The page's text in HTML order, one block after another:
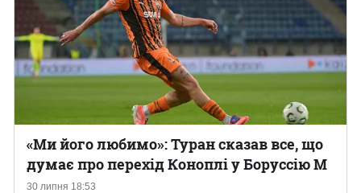
УПЛ
1 ліга
2 ліга
Різне
Букмекери
30 липня 18:53
«Ми його любимо»: Туран сказав все, що
думає про перехід Коноплі у Боруссію М